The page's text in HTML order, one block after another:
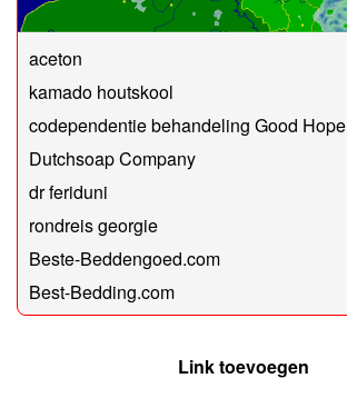
aceton
kamado houtskool
codependentie behandeling Good Hope
Dutchsoap Company
dr feriduni
rondreis georgie
Beste-Beddengoed.com
Best-Bedding.com
Link toevoegen